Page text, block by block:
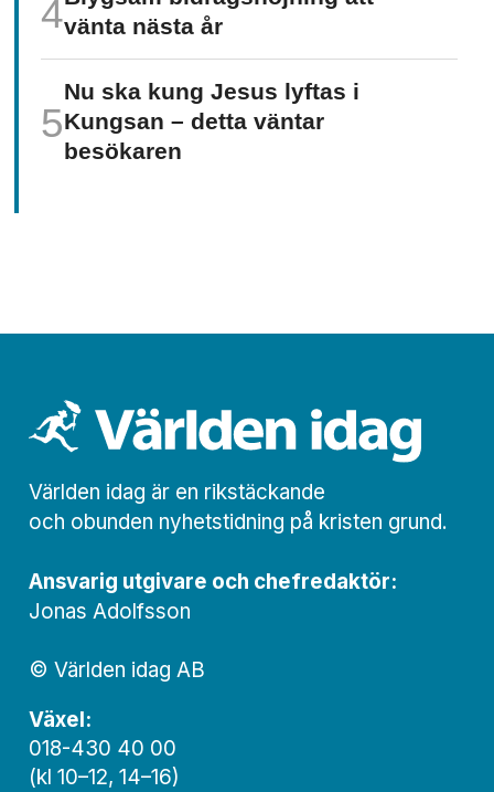
vänta nästa år
Nu ska kung Jesus lyftas i
Kungsan – detta väntar
besökaren
Världen idag är en rikstäckande
och obunden nyhets­­­tidning på kristen grund.
Ansvarig utgivare och chef­redaktör:
Jonas Adolfsson
© Världen idag AB
Växel:
018-430 40 00
(kl 10–12, 14–16)